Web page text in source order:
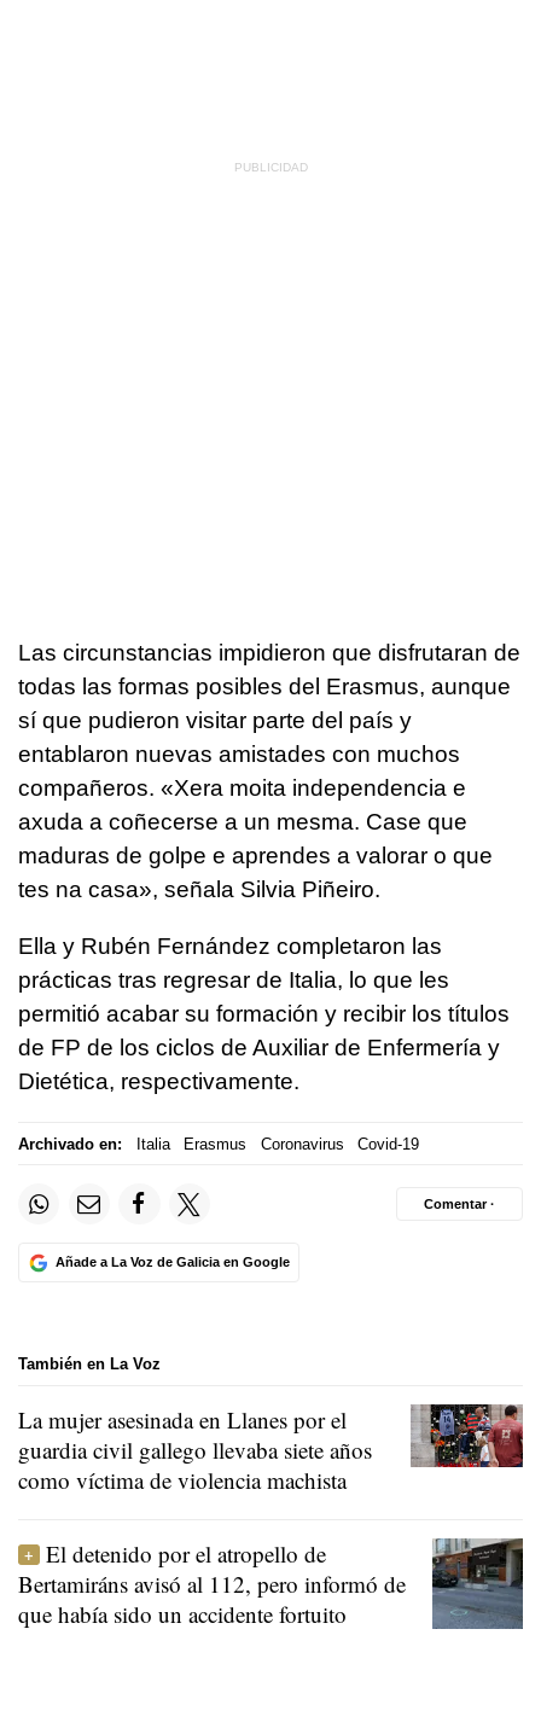
Las circunstancias impidieron que disfrutaran de
todas las formas posibles del Erasmus, aunque
sí que pudieron visitar parte del país y
entablaron nuevas amistades con muchos
compañeros. «Xera moita independencia e
axuda a coñecerse a un mesma. Case que
maduras de golpe e aprendes a valorar o que
tes na casa», señala Silvia Piñeiro.
Ella y Rubén Fernández completaron las
prácticas tras regresar de Italia, lo que les
permitió acabar su formación y recibir los títulos
de FP de los ciclos de Auxiliar de Enfermería y
Dietética, respectivamente.
Archivado en: Italia Erasmus Coronavirus Covid-19
Añade a La Voz de Galicia en Google
Comentar ·
También en La Voz
La mujer asesinada en Llanes por el
guardia civil gallego llevaba siete años
como víctima de violencia machista
El detenido por el atropello de
Bertamiráns avisó al 112, pero informó de
que había sido un accidente fortuito